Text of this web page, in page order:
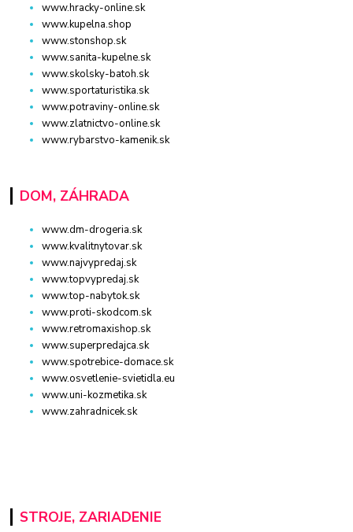
www.hracky-online.sk
www.kupelna.shop
www.stonshop.sk
www.sanita-kupelne.sk
www.skolsky-batoh.sk
www.sportaturistika.sk
www.potraviny-online.sk
www.zlatnictvo-online.sk
www.rybarstvo-kamenik.sk
DOM, ZÁHRADA
www.dm-drogeria.sk
www.kvalitnytovar.sk
www.najvypredaj.sk
www.topvypredaj.sk
www.top-nabytok.sk
www.proti-skodcom.sk
www.retromaxishop.sk
www.superpredajca.sk
www.spotrebice-domace.sk
www.osvetlenie-svietidla.eu
www.uni-kozmetika.sk
www.zahradnicek.sk
STROJE, ZARIADENIE